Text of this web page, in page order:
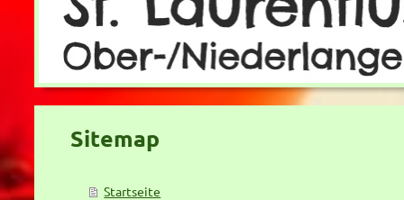
Sitemap
Startseite